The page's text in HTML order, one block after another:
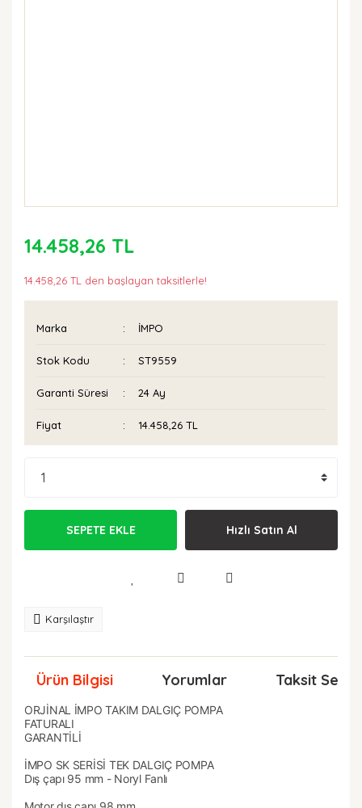
14.458,26 TL
14.458,26 TL den başlayan taksitlerle!
Marka İMPO
Stok Kodu ST9559
Garanti Süresi 24 Ay
Fiyat 14.458,26 TL
SEPETE EKLE Hızlı Satın Al
Karşılaştır
Ürün Bilgisi Yorumlar Taksit
ORJİNAL İMPO TAKIM DALGIÇ POMPA
FATURALI
GARANTİLİ
İMPO SK SERİSİ TEK DALGIÇ POMPA
Dış çapı 95 mm - Noryl Fanlı